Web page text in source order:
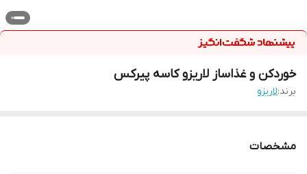
خوردکن و غذاساز لاریزو کاسه پیرکس
برند:لاریزو
مشخصات